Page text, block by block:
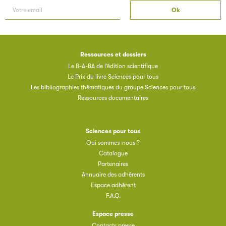
Ressources et dossiers
Le B-A-BA de l’édition scientifique
Le Prix du livre Sciences pour tous
Les bibliographies thématiques du groupe Sciences pour tous
Ressources documentaires
Sciences pour tous
Qui sommes-nous ?
Catalogue
Partenaires
Annuaire des adhérents
Espace adhérent
F.A.Q.
Espace presse